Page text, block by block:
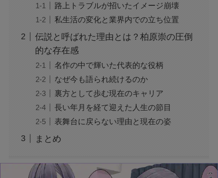
ジャンプ33号だけ売り切れはなぜ？ワンピース
カードが影響を与えていた？
で見る方法も！
MAZZEL・RYUKIのヘアメイク匂わせとは？時
系列で調査
理由は？なぜなのか徹底調査
路上トラブルが招いたイメージ崩壊
私生活の変化と業界内での立ち位置
伝説と呼ばれた理由とは？柏原崇の圧倒
的な存在感
名作の中で輝いた代表的な役柄
なぜ今も語られ続けるのか
裏方として歩む現在のキャリア
長い年月を経て迎えた人生の節目
表舞台に戻らない理由と現在の姿
まとめ